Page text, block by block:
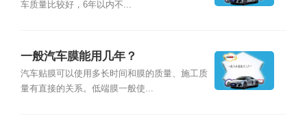
车质量比较好，6年以内不...
一般汽车膜能用几年？
汽车贴膜可以使用多长时间和膜的质量、施工质
量有直接的关系。低端膜一般使...